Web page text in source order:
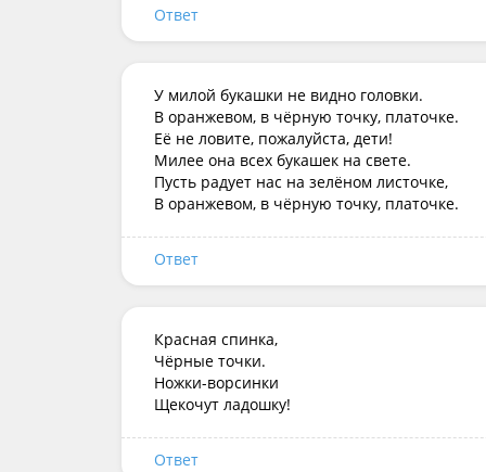
Ответ
У милой букашки не видно головки.
В оранжевом, в чёрную точку, платочке.
Её не ловите, пожалуйста, дети!
Милее она всех букашек на свете.
Пусть радует нас на зелёном листочке,
В оранжевом, в чёрную точку, платочке.
Ответ
Красная спинка,
Чёрные точки.
Ножки-ворсинки
Щекочут ладошку!
Ответ